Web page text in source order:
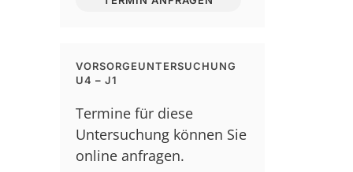
VORSORGEUNTERSUCHUNG
U4 – J1
Termine für diese
Untersuchung können Sie
online anfragen.